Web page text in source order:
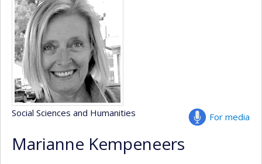
For media
Social Sciences and Humanities
Marianne Kempeneers